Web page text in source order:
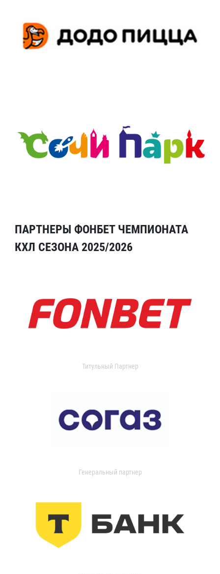
ПАРТНЕРЫ ФОНБЕТ ЧЕМПИОНАТА
КХЛ СЕЗОНА 2025/2026
Титульный Партнер
Генеральный партнер